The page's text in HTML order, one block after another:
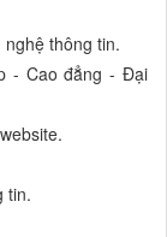
thông tin.
- Cao đẳng - Đại
tin.